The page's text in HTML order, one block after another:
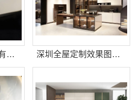
江苏东钢金属家居有限公司轻奢极简踢脚线装饰介绍 深圳全屋定制效果图，华居不锈钢演绎